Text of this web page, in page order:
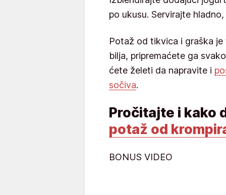
po ukusu. Servirajte
Potaž od tikvica i graška
bilja, pripremaćete ga
ćete želeti da napravite i
sočiva.
Pročitajte i kako
potaž od
BONUS VIDEO